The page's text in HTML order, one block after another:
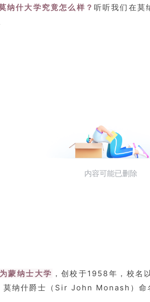
纳什大学究竟怎么样？ 听听我们在莫
蒙纳士大学 ，创校于1958年，校名
莫纳什爵士（Sir John Monash）命